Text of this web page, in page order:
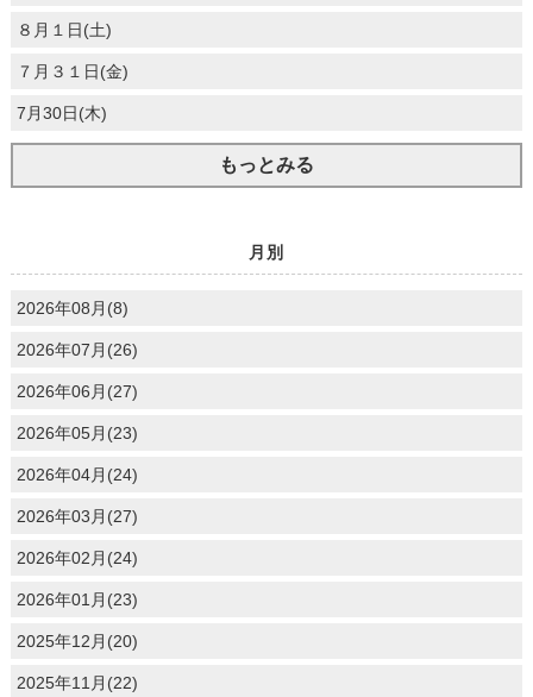
８月１日(土)
７月３１日(金)
7月30日(木)
もっとみる
月別
2026年08月(8)
2026年07月(26)
2026年06月(27)
2026年05月(23)
2026年04月(24)
2026年03月(27)
2026年02月(24)
2026年01月(23)
2025年12月(20)
2025年11月(22)